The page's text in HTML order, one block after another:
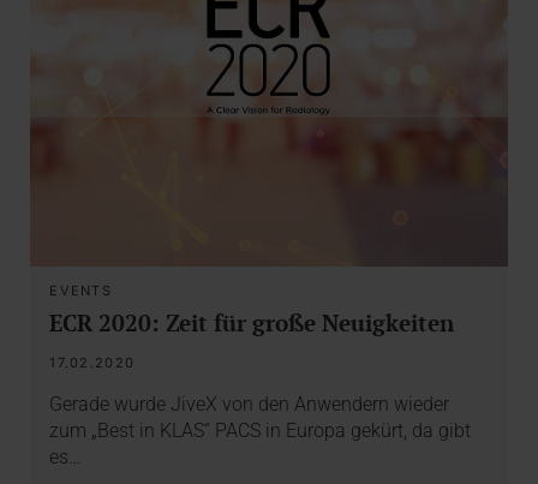
EVENTS
ECR 2020: Zeit für große Neuigkeiten
17.02.2020
Gerade wurde JiveX von den Anwendern wieder
zum „Best in KLAS“ PACS in Europa gekürt, da gibt
es…